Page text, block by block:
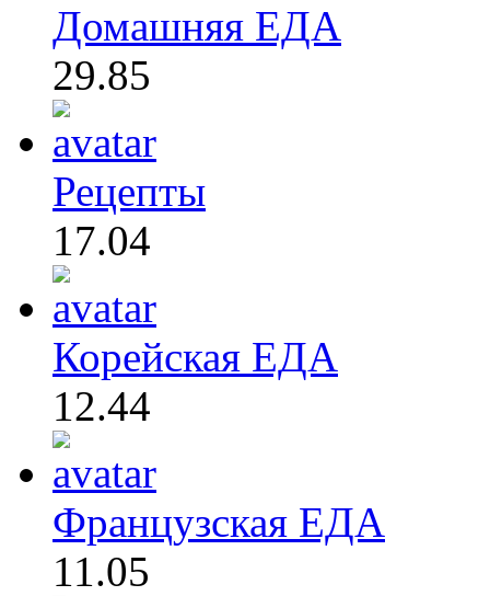
Домашняя ЕДА
29.85
Рецепты
17.04
Корейская ЕДА
12.44
Французская ЕДА
11.05